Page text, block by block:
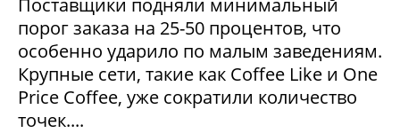
порог заказа на 25-50 процентов, что
особенно ударило по малым заведениям.
Крупные сети, такие как Coffee Like и One
Price Coffee, уже сократили количество
точек....